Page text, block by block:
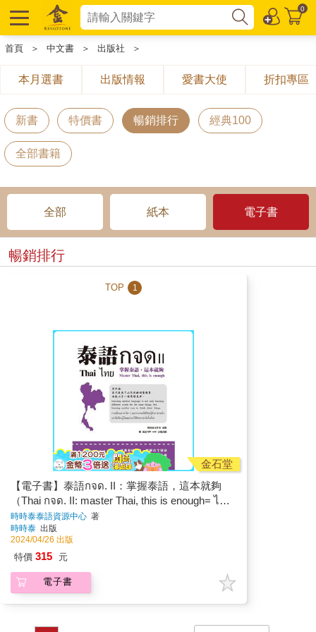
0
首頁 ＞ 中文書 ＞ 出版社 ＞
本月選書 出版情報 愛書大使 折扣專區
新書 特價書 暢銷排行 經典100
全部書籍
全部 紙本 電子書
暢銷排行
TOP 1
金石堂
【電子書】泰語กจด. II：掌握泰語，這本就夠
（Thai กจด. II: master Thai, this is enough= ไทย
กจด. II）
時時泰泰語資源中心 著
時時泰 出版
2024/04/26 出版
特價 315 元
電子書